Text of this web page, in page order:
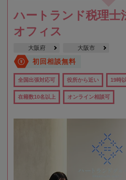
ハートランド税理士
オフィス
大阪府 大阪市
初回相談無料
全国出張対応可 役所から近い 19時
在籍数10名以上 オンライン相談可